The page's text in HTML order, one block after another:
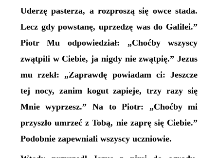
Uderzę pasterza, a rozproszą się owce stada.
Lecz gdy powstanę, uprzedzę was do Galilei.”
Piotr Mu odpowiedział: „Choćby wszyscy
zwątpili w Ciebie, ja nigdy nie zwątpię.” Jezus
mu rzekł: „Zaprawdę powiadam ci: Jeszcze
tej nocy, zanim kogut zapieje, trzy razy się
Mnie wyprzesz.” Na to Piotr: „Choćby mi
przyszło umrzeć z Tobą, nie zaprę się Ciebie.”
Podobnie zapewniali wszyscy uczniowie.